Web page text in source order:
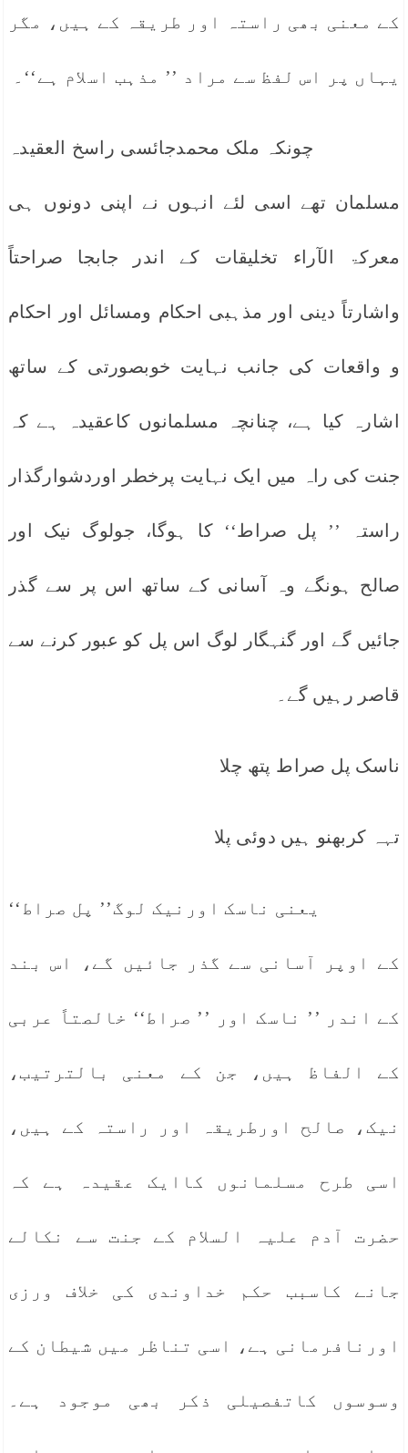
کے معنی بھی راستہ اور طریقہ کے ہیں، مگر
یہاں پر اس لفظ سے مراد ’’ مذہب اسلام ہے‘‘۔
چونکہ ملک محمدجائسی راسخ العقیدہ
مسلمان تھے اسی لئے انہوں نے اپنی دونوں ہی
معرکۃ الآراء تخلیقات کے اندر جابجا صراحتاً
واشارتاً دینی اور مذہبی احکام ومسائل اور احکام
و واقعات کی جانب نہایت خوبصورتی کے ساتھ
اشارہ کیا ہے، چنانچہ مسلمانوں کاعقیدہ ہے کہ
جنت کی راہ میں ایک نہایت پرخطر اوردشوارگذار
راستہ ’’ پل صراط‘‘ کا ہوگا، جولوگ نیک اور
صالح ہونگے وہ آسانی کے ساتھ اس پر سے گذر
جائیں گے اور گنہگار لوگ اس پل کو عبور کرنے سے
قاصر رہیں گے۔
ناسک پل صراط پتھ چلا
تہہ کربھنو ہیں دوئی پلا
یعنی ناسک اورنیک لوگ’’ پل صراط‘‘
کے اوپر آسانی سے گذر جائیں گے، اس بند
کے اندر ’’ ناسک اور ’’ صراط‘‘ خالصتاً عربی
کے الفاظ ہیں، جن کے معنی بالترتیب،
نیک، صالح اورطریقہ اور راستہ کے ہیں،
اسی طرح مسلمانوں کاایک عقیدہ ہے کہ
حضرت آدم علیہ السلام کے جنت سے نکالے
جانے کاسبب حکم خداوندی کی خلاف ورزی
اورنافرمانی ہے، اسی تناظر میں شیطان کے
وسوسوں کاتفصیلی ذکر بھی موجود ہے۔